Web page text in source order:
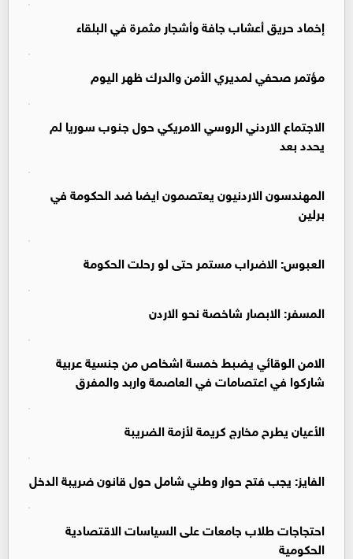
إخماد حريق أعشاب جافة وأشجار مثمرة في البلقاء
مؤتمر صحفي لمديري الأمن والدرك ظهر اليوم
الاجتماع الاردني الروسي الامريكي حول جنوب سوريا لم
يحدد بعد
المهندسون الاردنيون يعتصمون ايضا ضد الحكومة في
برلين
العبوس: الاضراب مستمر حتى لو رحلت الحكومة
المسفر: الابصار شاخصة نحو الاردن
الامن الوقائي يضبط خمسة اشخاص من جنسية عربية
شاركوا في اعتصامات في العاصمة واربد والمفرق
الأعيان يطرح مخارج كريمة لأزمة الضريبة
الفايز: يجب فتح حوار وطني شامل حول قانون ضريبة الدخل
احتجاجات طلاب جامعات على السياسات الاقتصادية
الحكومية